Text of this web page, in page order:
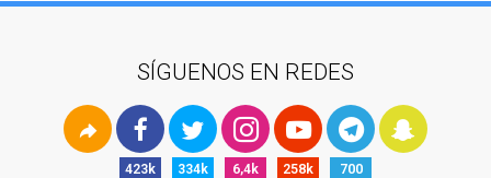
SÍGUENOS EN REDES
423k 334k 6,4k 258k 700